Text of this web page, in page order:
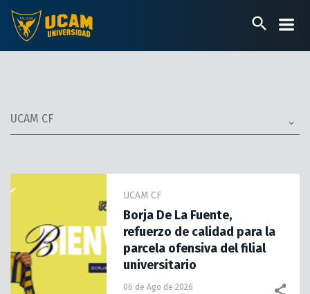
Pasar
contenido
principal
UCAM CF
UCAM CF
Borja De La Fuente,
refuerzo de calidad para la
parcela ofensiva del filial
universitario
06 de Ago de 2026